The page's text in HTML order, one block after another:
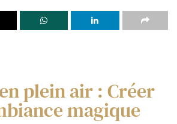
plein air : Créer
magique